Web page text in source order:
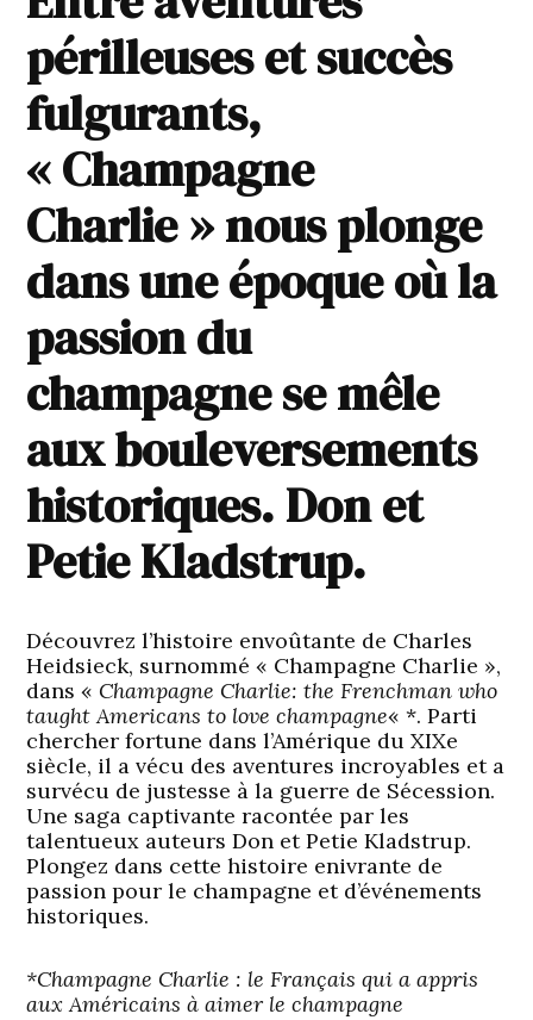
périlleuses et succès
fulgurants,
« Champagne
Charlie » nous plonge
dans une époque où la
passion du
champagne se mêle
aux bouleversements
historiques. Don et
Petie Kladstrup.
Découvrez l’histoire envoûtante de Charles
Heidsieck, surnommé « Champagne Charlie »,
dans « Champagne Charlie: the Frenchman who
taught Americans to love champagne« *. Parti
chercher fortune dans l’Amérique du XIXe
siècle, il a vécu des aventures incroyables et a
survécu de justesse à la guerre de Sécession.
Une saga captivante racontée par les
talentueux auteurs Don et Petie Kladstrup.
Plongez dans cette histoire enivrante de
passion pour le champagne et d’événements
historiques.
*Champagne Charlie : le Français qui a appris
aux Américains à aimer le champagne